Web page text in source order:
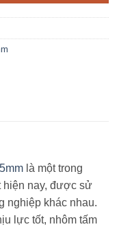
là một trong
hiện nay, được sử
nghiệp khác nhau.
lực tốt, nhôm tấm